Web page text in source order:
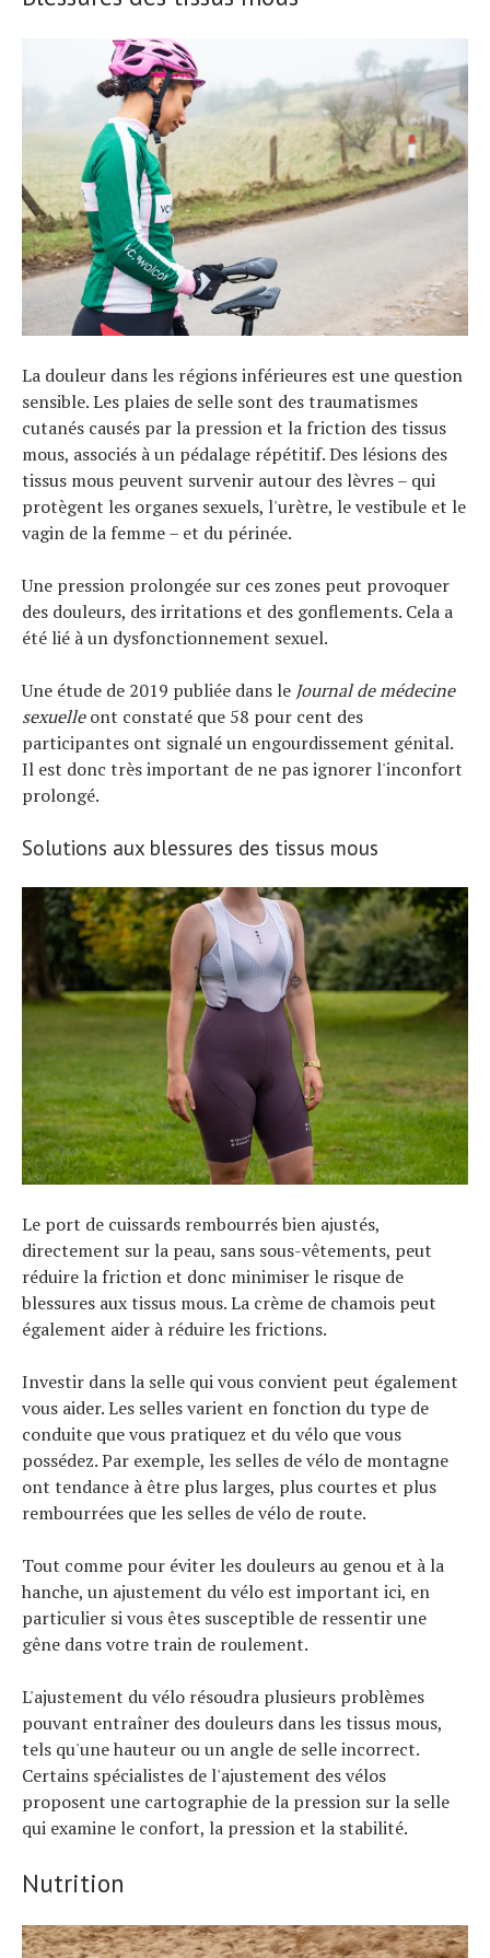
La douleur dans les régions inférieures est une question
sensible. Les plaies de selle sont des traumatismes
cutanés causés par la pression et la friction des tissus
mous, associés à un pédalage répétitif. Des lésions des
tissus mous peuvent survenir autour des lèvres – qui
protègent les organes sexuels, l'urètre, le vestibule et le
vagin de la femme – et du périnée.
Une pression prolongée sur ces zones peut provoquer
des douleurs, des irritations et des gonflements. Cela a
été lié à un dysfonctionnement sexuel.
Une étude de 2019 publiée dans le Journal de médecine
sexuelleont constaté que 58 pour cent des
participantes ont signalé un engourdissement génital.
Il est donc très important de ne pas ignorer l'inconfort
prolongé.
Solutions aux blessures des tissus mous
Le port de cuissards rembourrés bien ajustés,
directement sur la peau, sans sous-vêtements, peut
réduire la friction et donc minimiser le risque de
blessures aux tissus mous. La crème de chamois peut
également aider à réduire les frictions.
Investir dans la selle qui vous convient peut également
vous aider. Les selles varient en fonction du type de
conduite que vous pratiquez et du vélo que vous
possédez. Par exemple, les selles de vélo de montagne
ont tendance à être plus larges, plus courtes et plus
rembourrées que les selles de vélo de route.
Tout comme pour éviter les douleurs au genou et à la
hanche, un ajustement du vélo est important ici, en
particulier si vous êtes susceptible de ressentir une
gêne dans votre train de roulement.
L'ajustement du vélo résoudra plusieurs problèmes
pouvant entraîner des douleurs dans les tissus mous,
tels qu'une hauteur ou un angle de selle incorrect.
Certains spécialistes de l'ajustement des vélos
proposent une cartographie de la pression sur la selle
qui examine le confort, la pression et la stabilité.
Nutrition